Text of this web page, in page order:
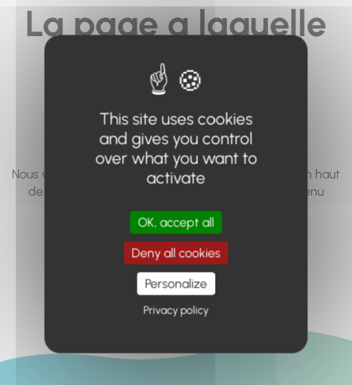
La page a laquelle
vous cherchez à
accéder n'existe
pas... ou plus.
Nous vous invitons à utiliser le moteur de recherche en haut
de page, ou à utiliser le menu pour trouver le contenu
recherché.
Retour à l'accueil
This site uses cookies
and gives you control
over what you want to
activate
OK, accept all
Deny all cookies
Personalize
Privacy policy